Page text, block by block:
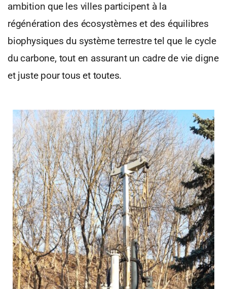
ambition que les villes participent à la
régénération des écosystèmes et des équilibres
biophysiques du système terrestre tel que le cycle
du carbone, tout en assurant un cadre de vie digne
et juste pour tous et toutes.